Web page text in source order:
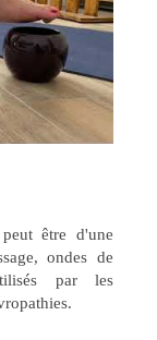
être d'une
ondes de
par les